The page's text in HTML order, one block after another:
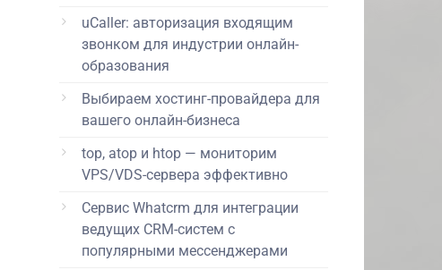
uCaller: авторизация входящим
звонком для индустрии онлайн-
образования
Выбираем хостинг-провайдера для
вашего онлайн-бизнеса
top, atop и htop — мониторим
VPS/VDS-сервера эффективно
Сервис Whatcrm для интеграции
ведущих CRM-систем с
популярными мессенджерами